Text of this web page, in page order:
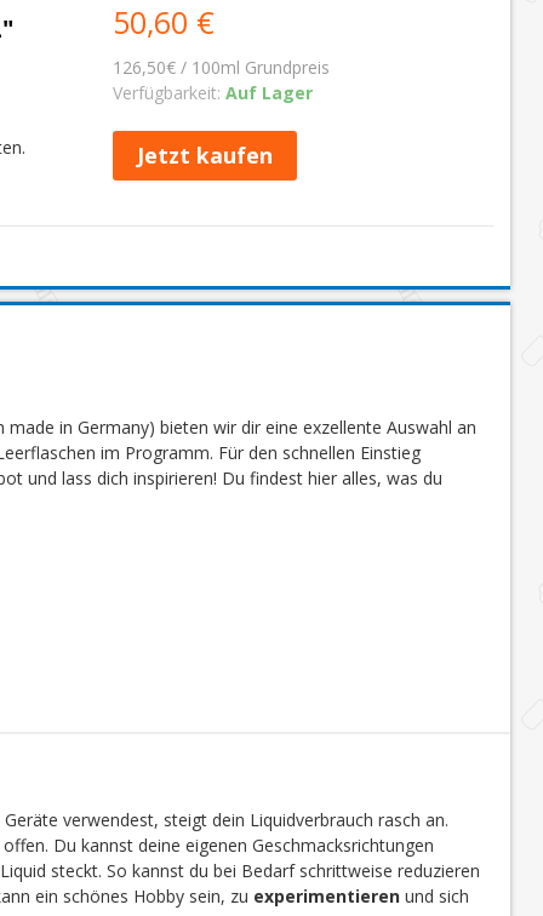
50,60 €
126,50€ / 100ml Grundpreis
Verfügbarkeit: Auf Lager
Jetzt kaufen
in Germany) bieten wir dir eine exzellente Auswahl an
im Programm. Für den schnellen Einstieg
und lass dich inspirieren! Du findest hier alles, was du
verwendest, steigt dein Liquidverbrauch rasch an.
Du kannst deine eigenen Geschmacksrichtungen
steckt. So kannst du bei Bedarf schrittweise reduzieren
ein schönes Hobby sein, zu experimentierenund sich